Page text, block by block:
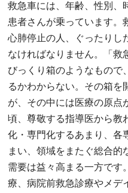
救急車には、年齢、性別、
患者さんが乗っています。
心肺停止の人、ぐったりし
なければなりません。「救
びっくり箱のようなもので
るかわからない。その箱を
が、その中には医療の原点
頃、尊敬する指導医から教
化・専門化するあまり、各
まい、領域をまたぐ総合的
需要は益々高まる一方です
療、病院前救急診療やメデ